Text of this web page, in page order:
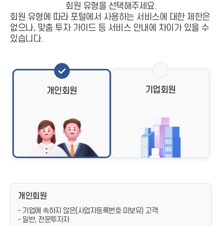
회원 유형을 선택해주세요.
회원 유형에 따라 포털에서 사용하는 서비스에 대한 제한은
없으나, 맞춤 투자 가이드 등 서비스 안내에 차이가 있을 수
있습니다.
개인회원 기업회원
개인회원
- 기업에 속하지 않은(사업자등록번호 미보유) 고객
- 일반, 전문투자자